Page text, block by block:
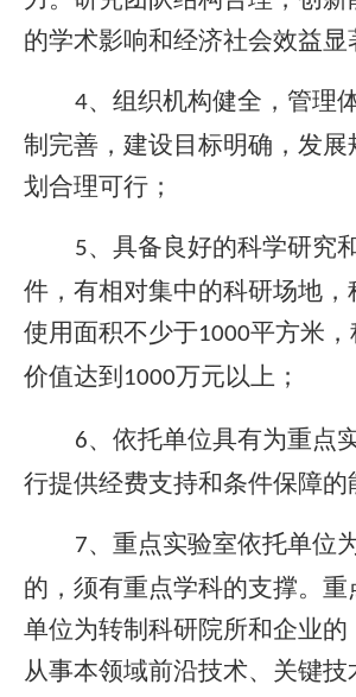
的学术影响和经济社会效益显
4、组织机构健全，管理
制完善，建设目标明确，发展
划合理可行；
5、具备良好的科学研究
件，有相对集中的科研场地，
使用面积不少于1000平方米
价值达到 1000万元以上；
6、依托单位具有为重点
行提供经费支持和条件保障的
7、重点实验室依托单位
的，须有重点学科的支撑。
单位为转制科研院所和企业的
从事本领域前沿技术、关键